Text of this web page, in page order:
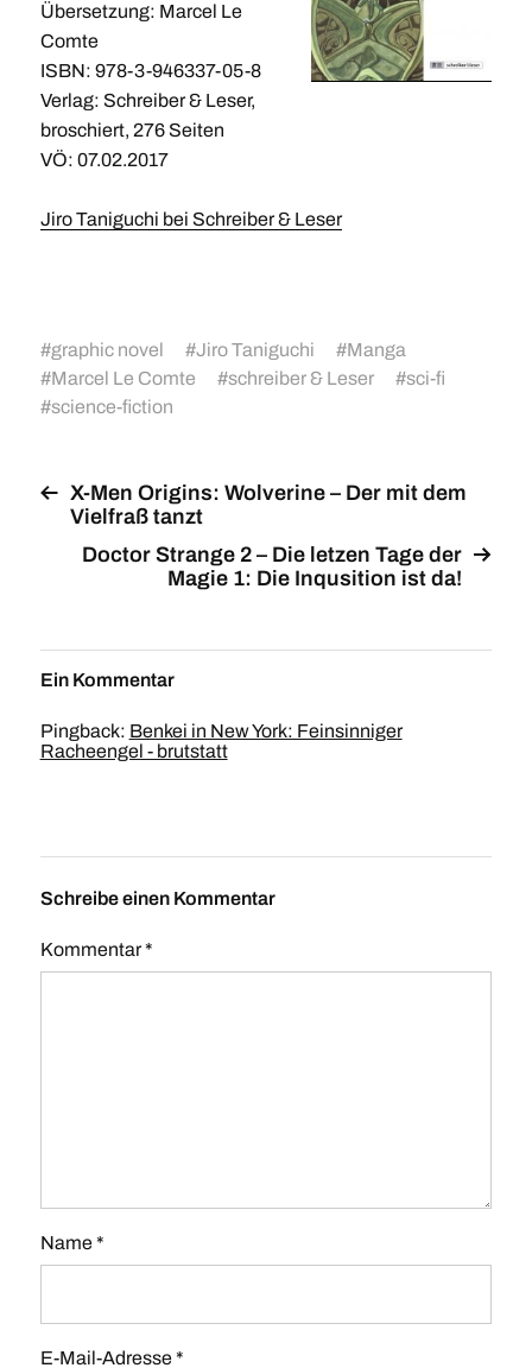
Übersetzung: Marcel Le
Comte
ISBN: 978-3-946337-05-8
Verlag: Schreiber & Leser,
broschiert, 276 Seiten
VÖ: 07.02.2017
Jiro Taniguchi bei Schreiber & Leser
#graphic novel #Jiro Taniguchi #Manga
#Marcel Le Comte #schreiber & Leser #sci-fi
#science-fiction
X-Men Origins: Wolverine – Der mit dem
Vielfraß tanzt
Doctor Strange 2 – Die letzen Tage der
Magie 1: Die Inqusition ist da!
Ein Kommentar
Pingback: Benkei in New York: Feinsinniger
Racheengel - brutstatt
Schreibe einen Kommentar
Kommentar*
Name*
E-Mail-Adresse*